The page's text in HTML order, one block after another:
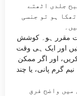
جلدی اٹھتے
ہو تو جنسی
مقرر ہو۔ کوشش
اور ایک ہی وقت
اور اگر ممکن
گرم پانی، یا چند
بہتر کر کے 2 سے 3 ہفتوں میں واضح فرق